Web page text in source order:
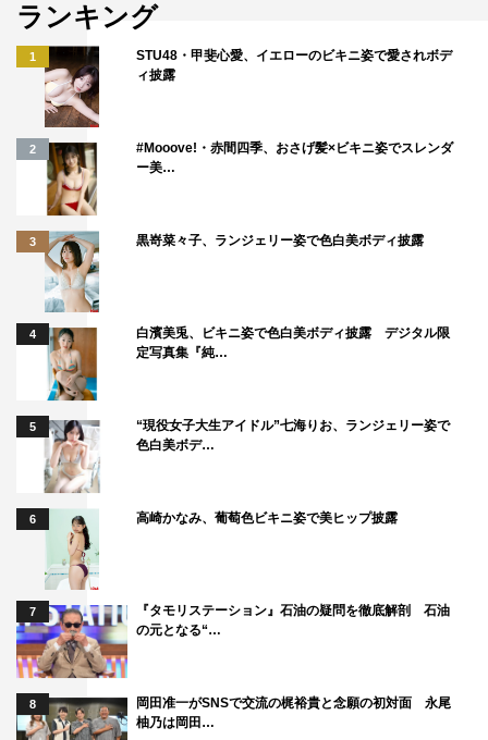
ランキング
1
STU48・甲斐心愛、イエローのビキニ姿で愛されボデ
ィ披露
2
#Mooove!・赤間四季、おさげ髪×ビキニ姿でスレンダ
ー美…
3 黒嵜菜々子、ランジェリー姿で色白美ボディ披露
4
白濱美兎、ビキニ姿で色白美ボディ披露 デジタル限
定写真集『純…
5
“現役女子大生アイドル”七海りお、ランジェリー姿で
色白美ボデ…
6 高崎かなみ、葡萄色ビキニ姿で美ヒップ披露
7
『タモリステーション』石油の疑問を徹底解剖 石油
の元となる“…
8
岡田准一がSNSで交流の梶裕貴と念願の初対面 永尾
柚乃は岡田…